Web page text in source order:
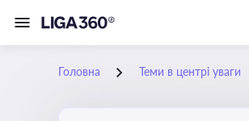
Головна Теми в центрі уваги